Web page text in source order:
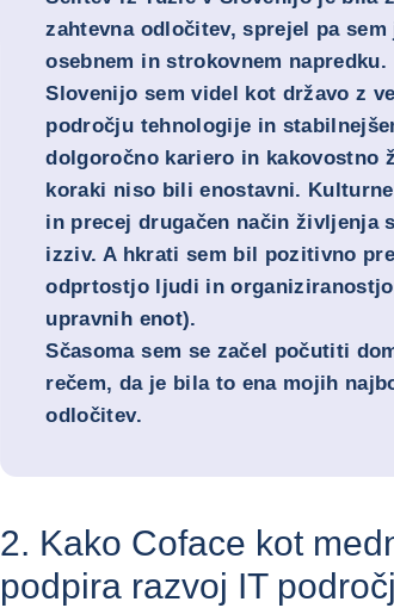
zahtevna odločitev, sprejel pa
osebnem in strokovnem napredku.
Slovenijo sem videl kot državo z
področju tehnologije in
dolgoročno kariero in kakovostno
koraki niso bili enostavni.
in precej drugačen način življenja
izziv. A hkrati sem bil pozitivno
odprtostjo ljudi in
upravnih enot).
Sčasoma sem se začel počutiti
rečem, da je bila to ena mojih
odločitev.
2. Kako Coface kot
podpira razvoj IT